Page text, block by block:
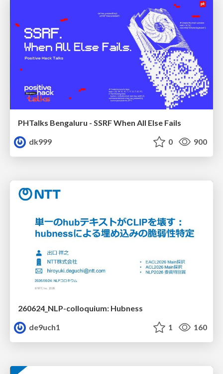
PHTalks Bengaluru - SSRF When All Else Fails
dk999
0 900
260624_NLP-colloquium: Hubness
de9uch1
1 160